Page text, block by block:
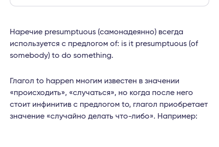
Наречие presumptuous (самонадеянно) всегда
используется с предлогом of: is it presumptuous (of
somebody) to do something.
Глагол to happen многим известен в значении
«происходить», «случаться», но когда после него
стоит инфинитив с предлогом to, глагол приобретает
значение «случайно делать что-либо». Например: